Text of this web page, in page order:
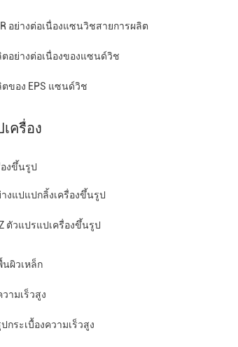
อย่างต่อเนื่องแซนวิชสายการผลิต
ตอย่างต่อเนื่องของแซนด์วิช
ของ EPS แซนด์วิช
ครื่อง
งขึ้นรูป
างแปแปกลิ้งเครื่องขึ้นรูป
ตัวแปรแปเครื่องขึ้นรูป
ผิวเหล็ก
ามเร็วสูง
กระเบื้องความเร็วสูง